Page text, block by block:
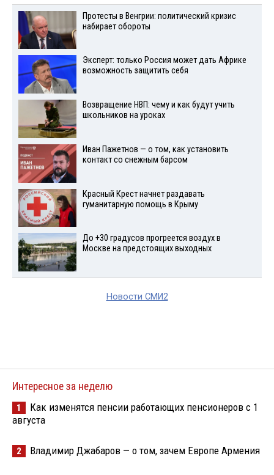
Протесты в Венгрии: политический кризис
набирает обороты
Эксперт: только Россия может дать Африке
возможность защитить себя
Возвращение НВП: чему и как будут учить
школьников на уроках
Иван Пажетнов — о том, как установить
контакт со снежным барсом
Красный Крест начнет раздавать
гуманитарную помощь в Крыму
До +30 градусов прогреется воздух в
Москве на предстоящих выходных
Новости СМИ2
Интересное за неделю
1
Как изменятся пенсии работающих пенсионеров с 1
августа
2 Владимир Джабаров — о том, зачем Европе Армения